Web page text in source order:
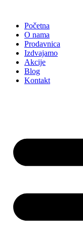
sadržajPočetna
O nama
Prodavnica
Izdvajamo
Akcije
Blog
Kontakt